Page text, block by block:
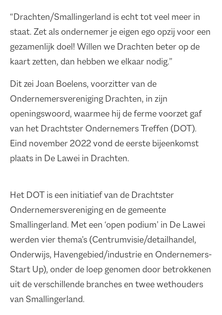
“Drachten/Smallingerland is echt tot veel meer in
staat. Zet als ondernemer je eigen ego opzij voor een
gezamenlijk doel! Willen we Drachten beter op de
kaart zetten, dan hebben we elkaar nodig.”
Dit zei Joan Boelens, voorzitter van de
Ondernemersvereniging Drachten, in zijn
openingswoord, waarmee hij de ferme voorzet gaf
van het Drachtster Ondernemers Treffen (DOT).
Eind november 2022 vond de eerste bijeenkomst
plaats in De Lawei in Drachten.
Het DOT is een initiatief van de Drachtster
Ondernemersvereniging en de gemeente
Smallingerland. Met een ‘open podium’ in De Lawei
werden vier thema’s (Centrumvisie/detailhandel,
Onderwijs, Havengebied/industrie en Ondernemers-
Start Up), onder de loep genomen door betrokkenen
uit de verschillende branches en twee wethouders
van Smallingerland.